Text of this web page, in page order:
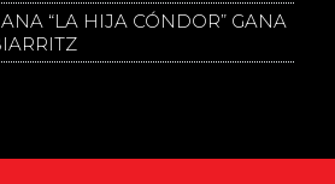
“LA HIJA CÓNDOR” GANA